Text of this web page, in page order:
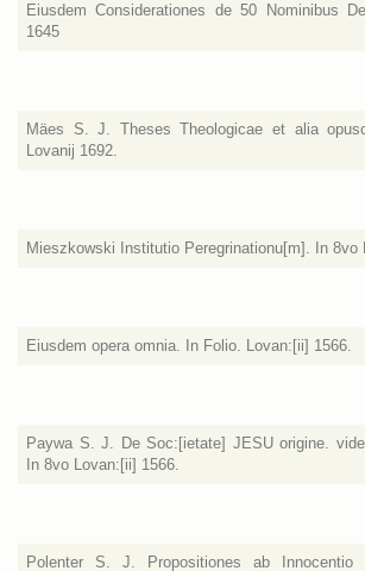
Eiusdem Considerationes de 50 Nominibus
1645
Mäes S. J. Theses Theologicae et alia
Lovanij 1692.
Mieszkowski Institutio Peregrinationu[m]. In 8vo
Eiusdem opera omnia. In Folio. Lovan:[ii] 1566.
Paywa S. J. De Soc:[ietate] JESU origine.
In 8vo Lovan:[ii] 1566.
Polenter S. J. Propositiones ab Innocentio